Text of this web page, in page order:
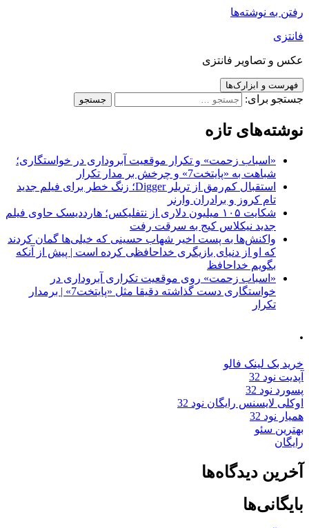
رفتن به نوشته‌ها
فانتزی
عکس و تصاویر فانتزی
فهرست و ابزارک‌ها
جستجو برای:
نوشته‌های تازه
«اسباب زحمت» و تکرار موقعیت آبروداری در خواستگاری؛
شباهت به «پایتخت7» و چرخش بر مدار تکرار
استقبال کم‌رمق از تریلر Digger؛ زنگ خطر برای فیلم جدید
تام کروز و برادران وارنر
شکایت ۱۰۵ میلیون دلاری از نتفلیکس؛ هارددیسک حاوی فیلم
جدید نیکلاس کیج به سرقت رفت
واکنش‌ها به پست اخیر شهاب حسینی که خیلی‌ها گمان کردند
که او از دنیای بازیگری خداحافظی کرده است | پیش از آنکه
بگویم خداحافظ
«اسباب زحمت» روی موقعیت تکراری آبروداری در
خواستگاری دست گذاشته دقیقا مثل «پایتخت7» | برمدار
تکرار
.
خرید بک لینک فالو
آپدیت نود 32
پسورد نود 32
اوکلی لایسنس رایگان نود 32
همیار نود 32
بهترین سئو
رایگان
آخرین دیدگاه‌ها
بایگانی‌ها